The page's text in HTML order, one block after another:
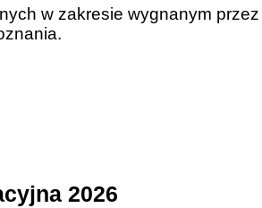
w zakresie wygnanym
2026